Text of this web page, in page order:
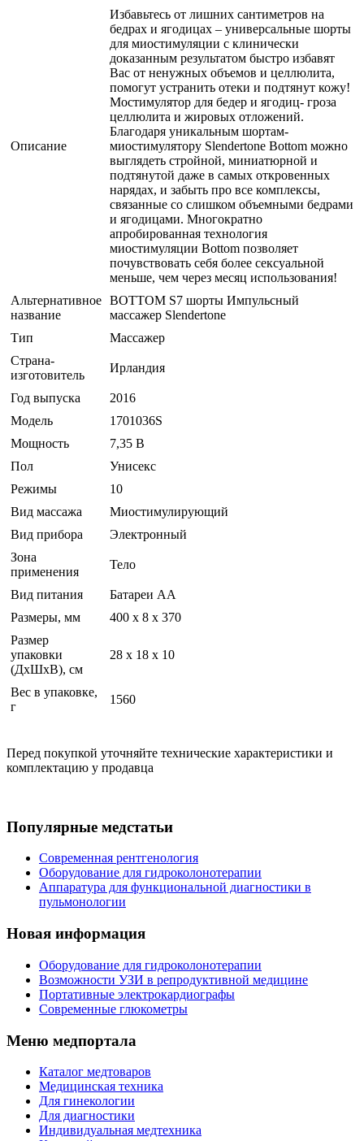
Описание
Избавьтесь от лишних сантиметров на
бедрах и ягодицах – универсальные шорты
для миостимуляции с клинически
доказанным результатом быстро избавят
Вас от ненужных объемов и целлюлита,
помогут устранить отеки и подтянут кожу!
Мостимулятор для бедер и ягодиц- гроза
целлюлита и жировых отложений.
Благодаря уникальным шортам-
миостимулятору Slendertone Bottom можно
выглядеть стройной, миниатюрной и
подтянутой даже в самых откровенных
нарядах, и забыть про все комплексы,
связанные со слишком объемными бедрами
и ягодицами. Многократно
апробированная технология
миостимуляции Bottom позволяет
почувствовать себя более сексуальной
меньше, чем через месяц использования!
Альтернативное
название
BOTTOM S7 шорты Импульсный
массажер Slendertone
Тип
Массажер
Страна-
изготовитель
Ирландия
Год выпуска
2016
Модель
1701036S
Мощность
7,35 В
Пол
Унисекс
Режимы
10
Вид массажа
Миостимулирующий
Вид прибора
Электронный
Зона
применения
Тело
Вид питания
Батареи АА
Размеры, мм
400 x 8 x 370
Размер
упаковки
(ДхШхВ), см
28 x 18 x 10
Вес в упаковке,
г
1560
Перед покупкой уточняйте технические характеристики и
комплектацию у продавца
Популярные медстатьи
Современная рентгенология
Оборудование для гидроколонотерапии
Аппаратура для функциональной диагностики в
пульмонологии
Новая информация
Оборудование для гидроколонотерапии
Возможности УЗИ в репродуктивной медицине
Портативные электрокардиографы
Современные глюкометры
Меню медпортала
Каталог медтоваров
Медицинская техника
Для гинекологии
Для диагностики
Индивидуальная медтехника